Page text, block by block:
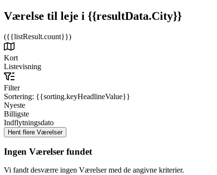
Værelse til leje i {{resultData.City}}
({{listResult.count}})
Kort
Listevisning
Filter
Sortering: {{sorting.keyHeadlineValue}}
Nyeste
Billigste
Indflytningsdato
Ingen Værelser fundet
Vi fandt desværre ingen Værelser med de angivne kriterier.